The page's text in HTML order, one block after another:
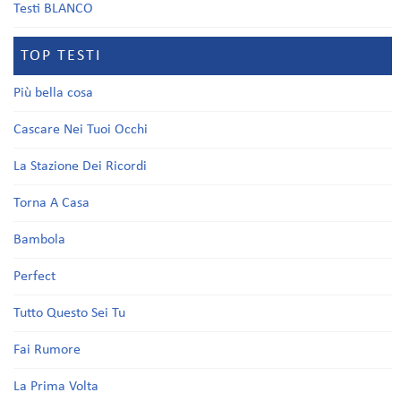
Testi BLANCO
TOP TESTI
Più bella cosa
Cascare Nei Tuoi Occhi
La Stazione Dei Ricordi
Torna A Casa
Bambola
Perfect
Tutto Questo Sei Tu
Fai Rumore
La Prima Volta